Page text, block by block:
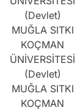
(Devlet)
MUĞLA SITKI
KOÇMAN
ÜNİVERSİTESİ
(Devlet)
MUĞLA SITKI
KOÇMAN